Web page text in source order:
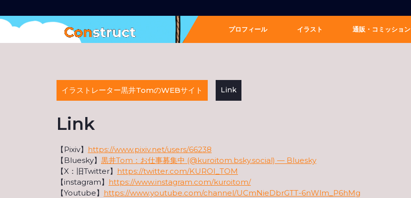
to
content
プロフィール イラスト 通販・コミッション
イラストレーター黒井TomのWEBサイト Link
Link
【Pixiv】 https://www.pixiv.net/users/66238
【Bluesky】 黒井Tom：お仕事募集中 (@kuroitom.bsky.social) — Bluesky
【X：旧Twitter】 https://twitter.com/KUROI_TOM
【instagram】 https://www.instagram.com/kuroitom/
【Youtube】 https://www.youtube.com/channel/UCmNieDbrGTT-6nWlm_P6hMg